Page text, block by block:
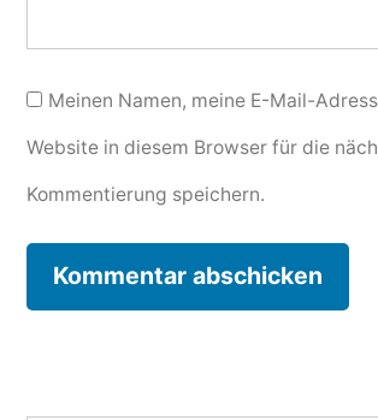
Meinen Namen, meine E-Mail-
Website in diesem Browser für die
Kommentierung speichern.